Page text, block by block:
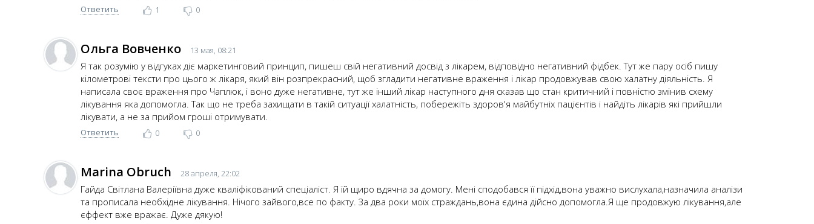
Ответить 1 0
Ольга Вовченко 13 мая, 08:21
Я так розумію у відгуках діє маркетинговий принцип, пишеш свій негативний досвід з лікарем, відповідно негативний фідбек. Тут же пару осіб пишу
кілометрові тексти про цього ж лікаря, який він розпрекрасний, щоб згладити негативне враження і лікар продовжував свою халатну діяльність. Я
написала своє враження про Чаплюк, і воно дуже негативне, тут же інший лікар наступного дня сказав що стан критичний і повністю змінив схему
лікування яка допомогла. Так що не треба захищати в такій ситуації халатність, побережіть здоров'я майбутніх пацієнтів і найдіть лікарів які прийшли
лікувати, а не за прийом гроші отримувати.
Ответить 0 0
Marina Obruch 28 апреля, 22:02
Гайда Світлана Валеріївна дуже кваліфікований спеціаліст. Я їй щиро вдячна за домогу. Мені сподобався її підхід,вона уважно вислухала,назначила аналізи
та прописала необхідне лікування. Нічого зайвого,все по факту. За два роки моїх страждань,вона єдина дійсно допомогла.Я ще продовжую лікування,але
єффект вже вражає. Дуже дякую!